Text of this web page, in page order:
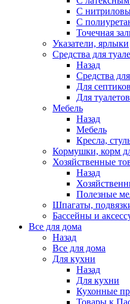
С
С
Точечная
Указатели, ярлыки
Средства для
Назад
Средства
Для септиков
Для туалетов
Мебель
Назад
Мебель
Кресла,
Кормушки, корм
Хозяйственные
Назад
Полезные
Шпагаты,
Бассейны и
Все для дома
Назад
Все для дома
Для кухни
Назад
Для кухни
Кухонные
Товары к